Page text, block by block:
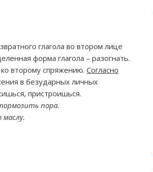
глагола во втором лице
форма глагола – разогнать.
ко второму спряжению. Согласно
в безударных личных
пристроишься.
пора.